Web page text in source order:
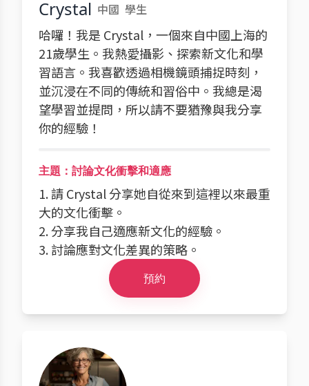
Crystal 中國 學生
哈囉！我是 Crystal，一個來自中國上海的
21歲學生。我熱愛攝影、探索新文化和學
習語言。我喜歡透過相機鏡頭捕捉時刻，
並沉浸在不同的傳統和習俗中。我總是渴
望學習並提問，所以請不要猶豫與我分享
你的經驗！
主題：討論文化衝擊和適應
1. 請 Crystal 分享她自從來到這裡以來最重
大的文化衝擊。
2. 分享我自己適應新文化的經驗。
3. 討論應對文化差異的策略。
預約